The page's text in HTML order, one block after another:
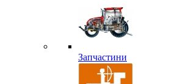
Запчастини